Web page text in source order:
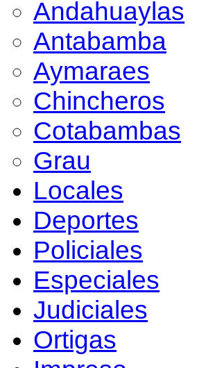
Andahuaylas
Antabamba
Aymaraes
Chincheros
Cotabambas
Grau
Locales
Deportes
Policiales
Especiales
Judiciales
Ortigas